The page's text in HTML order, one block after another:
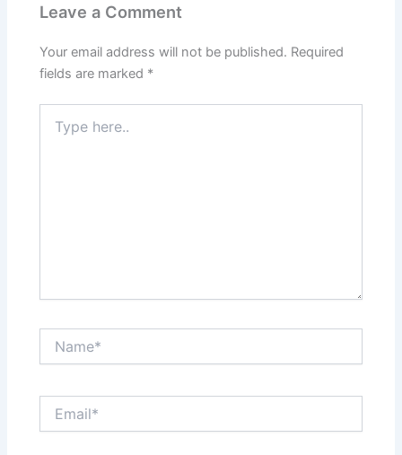
Leave a Comment
Your email address will not be published. Required
fields are marked *
here..